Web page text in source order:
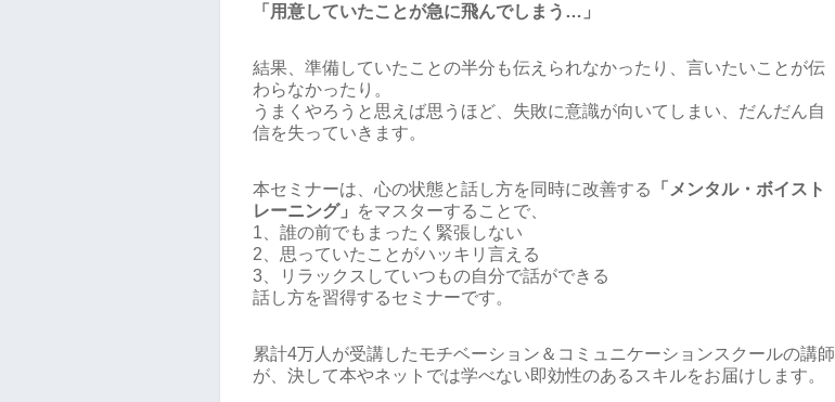
「用意していたことが急に飛んでしまう…」
結果、準備していたことの半分も伝えられなかったり、言いたいことが伝
わらなかったり。
うまくやろうと思えば思うほど、失敗に意識が向いてしまい、だんだん自
信を失っていきます。
本セミナーは、心の状態と話し方を同時に改善する
「メンタル・ボイスト
レーニング」
をマスターすることで、
1、誰の前でもまったく緊張しない
2、思っていたことがハッキリ言える
3、リラックスしていつもの自分で話ができる
話し方を習得するセミナーです。
累計4万人が受講したモチベーション＆コミュニケーションスクールの講師
が、決して本やネットでは学べない即効性のあるスキルをお届けします。